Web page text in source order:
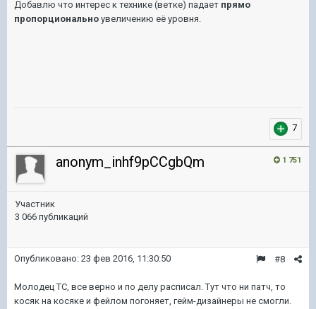
Добавлю что интерес к технике (ветке) падает прямо
пропорционально увеличению её уровня.
7
1 751
anonym_inhf9pCCgbQm
Участник
3 066 публикаций
#8
Опубликовано: 23 фев 2016, 11:30:50
Молодец ТС, все верно и по делу расписал. Тут что ни патч, то
косяк на косяке и фейлом погоняет, гейм-дизайнеры не смогли.